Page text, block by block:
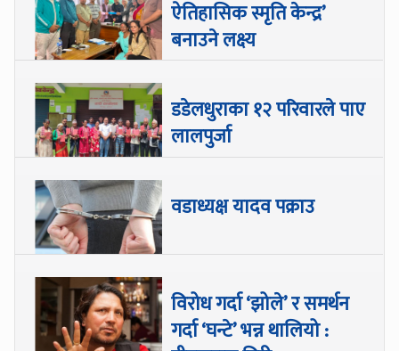
ऐतिहासिक स्मृति केन्द्र’
बनाउने लक्ष्य
डडेलधुराका १२ परिवारले पाए
लालपुर्जा
वडाध्यक्ष यादव पक्राउ
विरोध गर्दा ‘झोले’ र समर्थन
गर्दा ‘घन्टे’ भन्न थालियो :